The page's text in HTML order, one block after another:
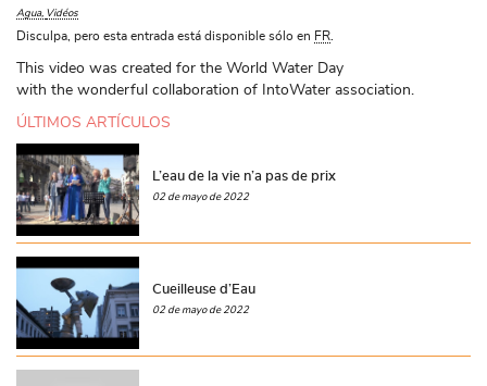
Agua Vidéos
Disculpa, pero esta entrada está disponible sólo en FR
This video was created for the World Water Day
with the wonderful collaboration of IntoWater association.
ÚLTIMOS ARTÍCULOS
L’eau de la vie n’a pas de prix
02 de mayo de 2022
Cueilleuse d’Eau
02 de mayo de 2022